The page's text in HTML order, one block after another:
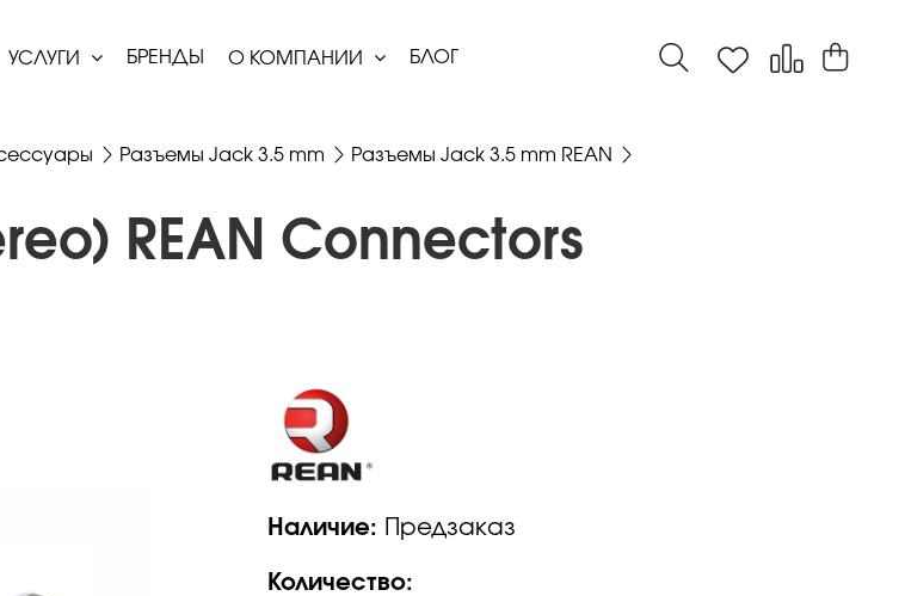
УСЛУГИ БРЕНДЫ О КОМПАНИИ БЛОГ
Разъемы Jack 3.5 mm
Разъемы Jack 3.5 mm REAN
REAN Connectors
Наличие: Предзаказ
Количество: